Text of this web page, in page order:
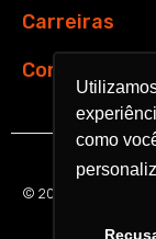
como
como
Carreiras
Contato
© 2026 Aquarela